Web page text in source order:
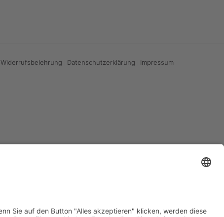
Widerrufsbelehrung Datenschutzerklärung Impressum